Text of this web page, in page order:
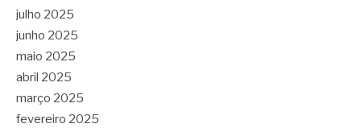
julho 2025
junho 2025
maio 2025
abril 2025
março 2025
fevereiro 2025